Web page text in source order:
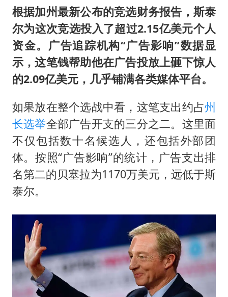
根据加州最新公布的竞选财务报告，斯泰
尔为这次竞选投入了超过2.15亿美元个人
资金。广告追踪机构“广告影响”数据显
示，这笔钱帮助他在广告投放上砸下惊人
的2.09亿美元，几乎铺满各类媒体平台。
如果放在整个选战中看，这笔支出约占州
长选举全部广告开支的三分之二。这里面
不仅包括数十名候选人，还包括外部团
体。按照“广告影响”的统计，广告支出排
名第二的贝塞拉为1170万美元，远低于斯
泰尔。